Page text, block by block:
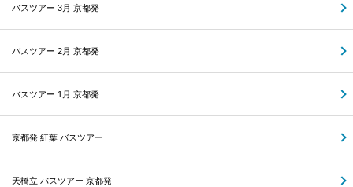
バスツアー 3月 京都発
バスツアー 2月 京都発
バスツアー 1月 京都発
京都発 紅葉 バスツアー
天橋立 バスツアー 京都発